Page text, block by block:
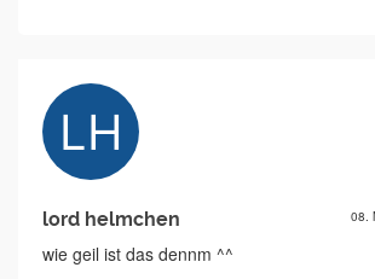
lord helmchen 08.
wie geil ist das dennm ^^